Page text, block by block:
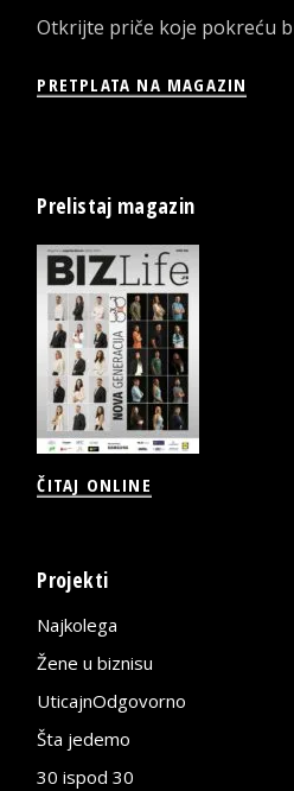
Otkrijte priče koje pokreću
PRETPLATA NA MAGAZIN
Prelistaj magazin
ČITAJ ONLINE
Projekti
Najkolega
Žene u biznisu
UticajnOdgovorno
Šta jedemo
30 ispod 30